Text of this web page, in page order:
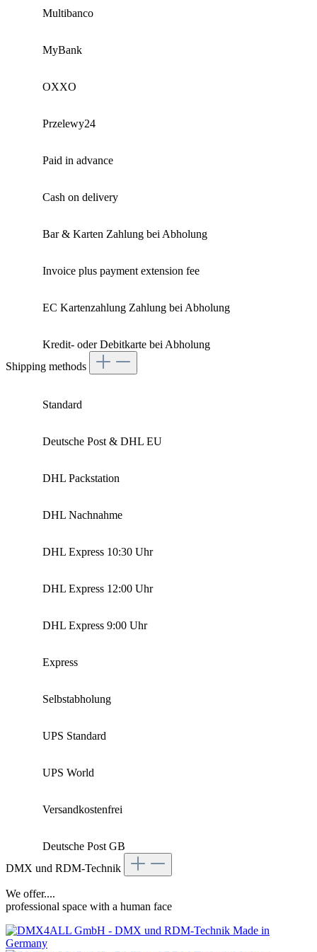
Multibanco
MyBank
OXXO
Przelewy24
Paid in advance
Cash on delivery
Bar & Karten Zahlung bei Abholung
Invoice plus payment extension fee
EC Kartenzahlung Zahlung bei Abholung
Kredit- oder Debitkarte bei Abholung
Shipping methods
Standard
Deutsche Post & DHL EU
DHL Packstation
DHL Nachnahme
DHL Express 10:30 Uhr
DHL Express 12:00 Uhr
DHL Express 9:00 Uhr
Express
Selbstabholung
UPS Standard
UPS World
Versandkostenfrei
Deutsche Post GB
DMX und RDM-Technik
We offer....
professional space with a human face